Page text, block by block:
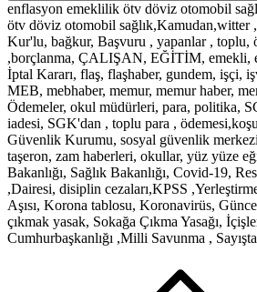
enflasyon emeklilik ötv döviz otomobil
ötv döviz otomobil sağlık,Kamudan,witter
Kur'lu, bağkur, Başvuru , yapanlar , toplu,
,borçlanma, ÇALIŞAN, EĞİTİM, emekli,
İptal Kararı, flaş, flaşhaber, gundem, işçi,
MEB, mebhaber, memur, memur haber,
Ödemeler, okul müdürleri, para, politika,
iadesi, SGK'dan , toplu para ,
Güvenlik Kurumu, sosyal güvenlik
taşeron, zam haberleri, okullar, yüz yüze
Bakanlığı, Sağlık Bakanlığı, Covid-19,
,Dairesi, disiplin cezaları,KPSS
Aşısı, Korona tablosu, Koronavirüs,
çıkmak yasak, Sokağa Çıkma Yasağı,
Cumhurbaşkanlığı ,Milli Savunma ,